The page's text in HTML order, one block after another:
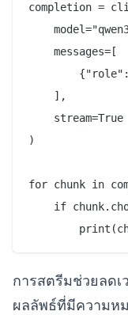
completion =
    messages=[
    ],
    stream=True
)
for chunk in
if
การสตรีมช่วยลด
ผลลัพธ์ที่มีความห